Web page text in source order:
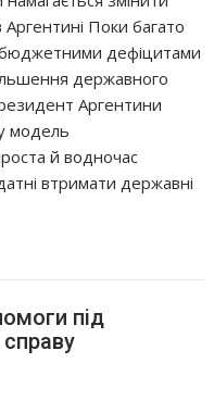
Поки багато
дефіцитами
державного
Аргентини
модель
й водночас
втримати державні
під